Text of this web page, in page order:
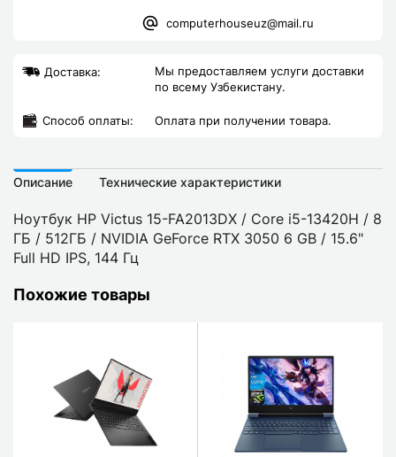
computerhouseuz@mail.ru
Доставка:
Мы предоставляем услуги доставки
по всему Узбекистану.
Cпособ оплаты: Оплата при получении товара.
Описание Технические характеристики
Ноутбук HP Victus 15-FA2013DX / Core i5-13420H / 8
ГБ / 512ГБ / NVIDIA GeForce RTX 3050 6 GB / 15.6"
Full HD IPS, 144 Гц
Похожие товары